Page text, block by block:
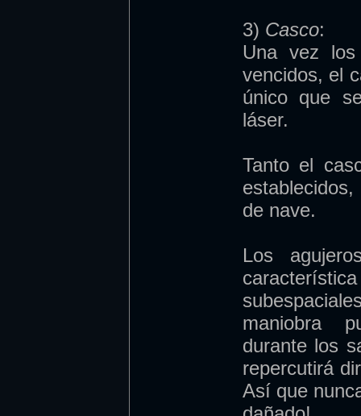
3) Casco:
Una vez
vencidos, el
único que
láser.
Tanto el
de nave.
Los
maniobra
durante los
repercutirá
Así que